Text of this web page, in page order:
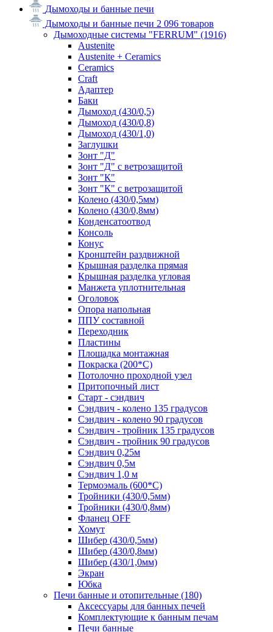
Дымоходы и банные печи
Дымоходы и банные печи 2 096 товаров
Дымоходные системы "FERRUM" (1916)
Austenite
Austenite + Ceramics
Ceramics
Craft
Адаптер
Баки
Дымоход (430/0,5)
Дымоход (430/0,8)
Дымоход (430/1,0)
Заглушки
Зонт "Д"
Зонт "Д" с ветрозащитой
Зонт "К"
Зонт "К" с ветрозащитой
Колено (430/0,5мм)
Колено (430/0,8мм)
Конденсатоотвод
Консоль
Конус
Кронштейн раздвижной
Крышная разделка прямая
Крышная разделка угловая
Манжета уплотнительная
Оголовок
Опора напольная
ППУ составной
Переходник
Пластины
Площадка монтажная
Покраска (200*С)
Потолочно проходной узел
Притопочный лист
Старт - сэндвич
Сэндвич - колено 135 градусов
Сэндвич - колено 90 градусов
Сэндвич - тройник 135 градусов
Сэндвич - тройник 90 градусов
Сэндвич 0,25м
Сэндвич 0,5м
Сэндвич 1,0 м
Термоэмаль (600*С)
Тройники (430/0,5мм)
Тройники (430/0,8мм)
Фланец OFF
Хомут
Шибер (430/0,5мм)
Шибер (430/0,8мм)
Шибер (430/1,0мм)
Экран
Юбка
Печи банные и отопительные (180)
Аксессуары для банных печей
Комплектующие к банным печам
Печи банные